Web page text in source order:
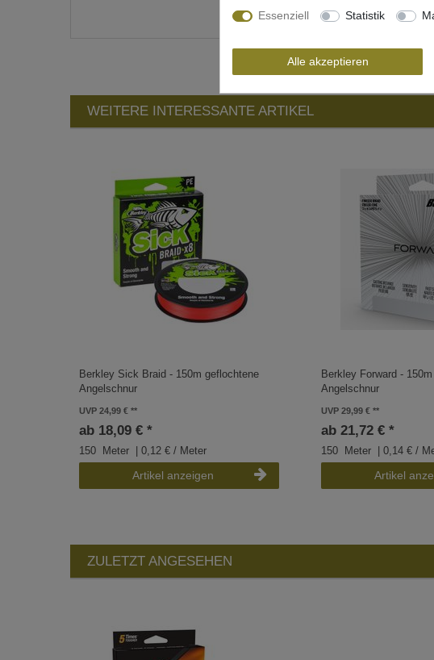
WEITERE INTERESSANTE ARTIKEL
Berkley Sick Braid - 150m geflochtene
Angelschnur
UVP 24,99 €
ab 18,09 € *
150 Meter | 0,12 € / Meter
Artikel anzeigen
Berkley Forward -
Angelschnur
UVP 29,99 €
ab 21,72 € *
150 Meter | 0,14 € /
Artikel
ZULETZT ANGESEHEN
Essenziell Statistik
Alle akzeptieren